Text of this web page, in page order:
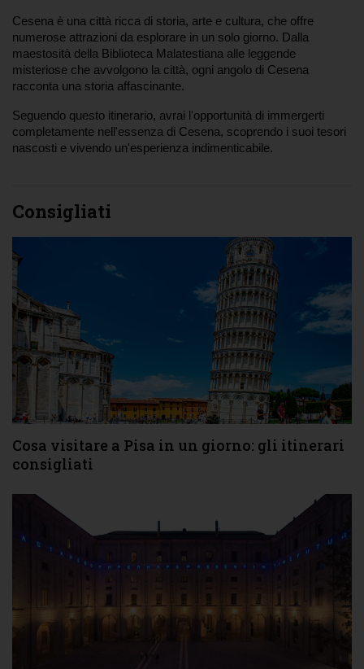
Cesena è una città ricca di storia, arte e cultura, che offre
numerose attrazioni da esplorare in un solo giorno. Dalla
maestosità della Biblioteca Malatestiana alle leggende
misteriose che avvolgono la città, ogni angolo di Cesena
racconta una storia affascinante.
Seguendo questo itinerario, avrai l'opportunità di immergerti
completamente nell'essenza di Cesena, scoprendo i suoi tesori
nascosti e vivendo un'esperienza indimenticabile.
Consigliati
Cosa visitare a Pisa in un giorno: gli itinerari
consigliati